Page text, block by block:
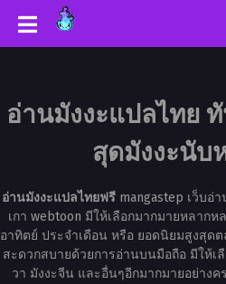
อ่านมังงะแปลไทย
สุดมังงะนับ
อ่านมังงะแปลไทยฟรีmangastep เว็บอ่
เกา webtoon มีให้เลือกมากมายหลาก
อาทิตย์ ประจำเดือน หรือ ยอดนิยมสูงสุด
สะดวกสบายด้วยการอ่านบนมือถือ มีให้เ
วา มังงะจีน และอื่นๆอีกมากมายอย่าง